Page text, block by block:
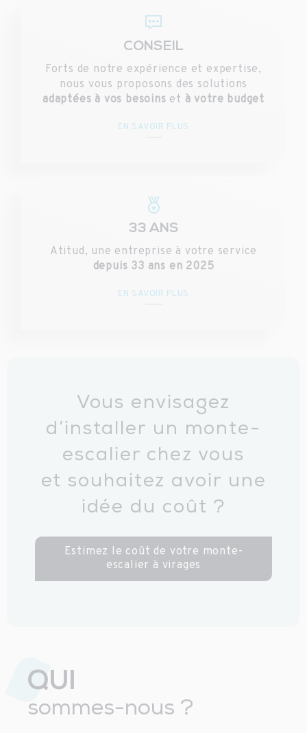
CONSEIL
Forts de notre expérience et expertise,
nous vous proposons des solutions
adaptées à vos besoins et à votre budget
EN SAVOIR PLUS
33 ANS
Atitud, une entreprise à votre service
depuis 33 ans en 2025
EN SAVOIR PLUS
Vous envisagez
d’installer un monte-
escalier chez vous
et souhaitez avoir une
idée du coût ?
Estimez le coût de votre monte-
escalier à virages
QUI
sommes-nous ?